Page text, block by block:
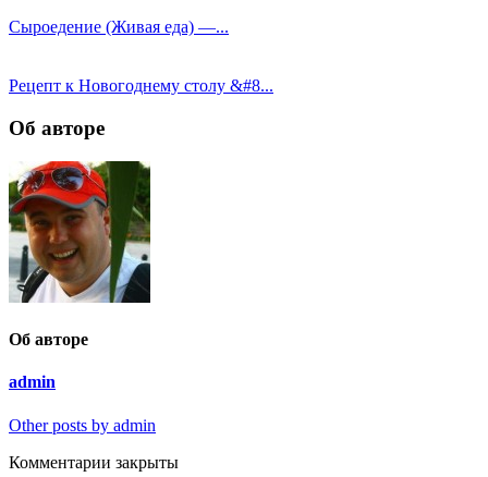
Сыроедение (Живая еда) —...
Рецепт к Новогоднему столу &#8...
Об авторе
Об авторе
admin
Other posts by admin
Комментарии закрыты